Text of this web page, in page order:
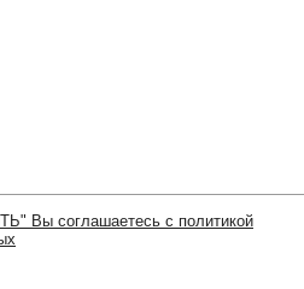
Вы соглашаетесь с политикой